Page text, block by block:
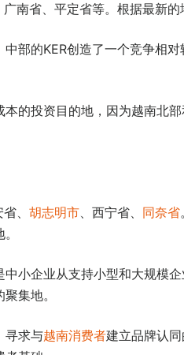
南省、平定省等。根据最新
部的KER创造了一个竞争相
的投资目的地，因为越南北
、 胡志明市、西宁省、 同奈省
小企业从支持小型和大规模
集地。
寻求与越南消费者建立品牌认